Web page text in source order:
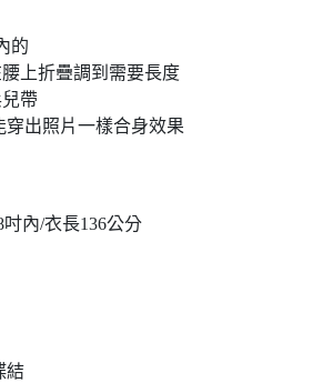
的
上折疊調到需要長度
帶
出照片一樣合身效果
吋內/衣長136公分
結